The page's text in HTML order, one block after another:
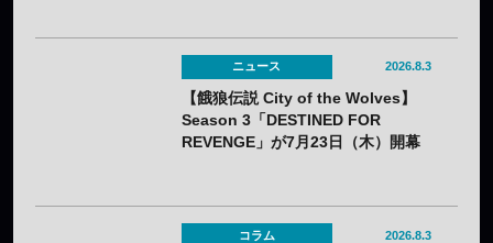
ニュース 2026.8.3
【餓狼伝説 City of the Wolves】
Season 3「DESTINED FOR
REVENGE」が7月23日（木）開幕
コラム 2026.8.3